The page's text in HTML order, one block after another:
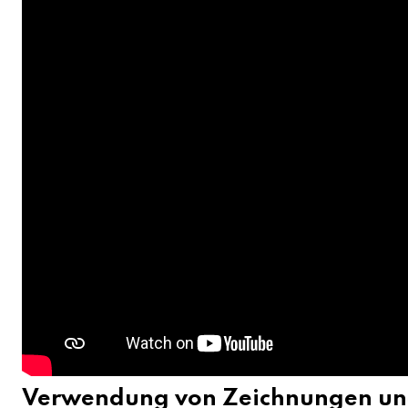
Verwendung von Zeichnungen